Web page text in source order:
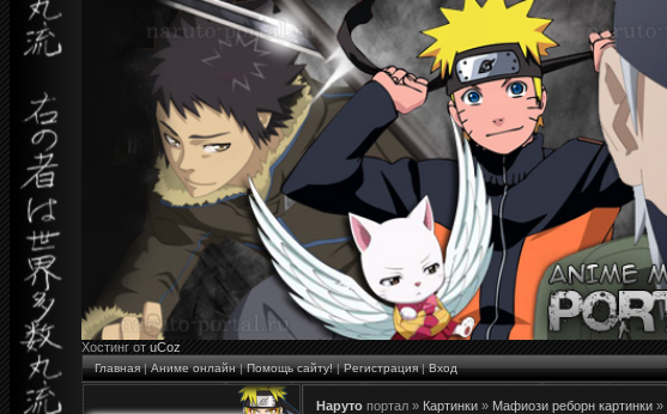
Хостинг от uCoz
Главная|Аниме онлайн|Помощь сайту!|Регистрация|Вход
Наруто портал » Картинки » Мафиози реборн картинки »